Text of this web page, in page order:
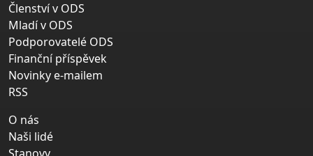
Členství v ODS
Mladí v ODS
Podporovatelé ODS
Finanční příspěvek
Novinky e-mailem
RSS
O nás
Naši lidé